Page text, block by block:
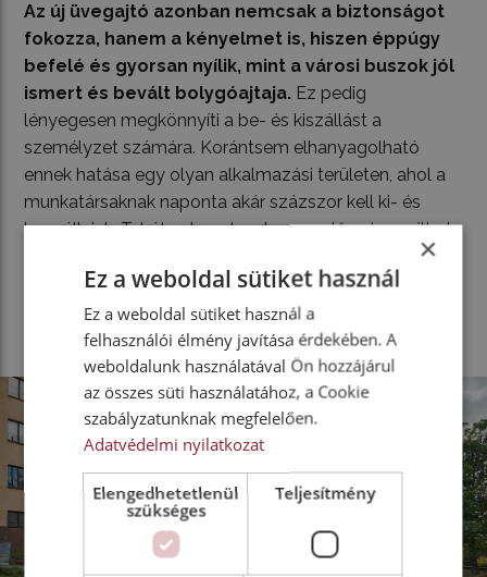
Az új üvegajtó azonban nemcsak a biztonságot
fokozza, hanem a kényelmet is, hiszen éppúgy
befelé és gyorsan nyílik, mint a városi buszok jól
ismert és bevált bolygóajtaja. Ez pedig
lényegesen megkönnyíti a be- és kiszállást a
személyzet számára. Korántsem elhanyagolható
ennek hatása egy olyan alkalmazási területen, ahol a
munkatársaknak naponta akár százszor kell ki- és
beszállniuk. Tehát valamelyest ez az előny issegíthet
a munkaerő megtartásában, illetve
toborzásában. A Scania L-széria pedig ezáltal még
népszerűbbé válhat a városi tehergépkocsik piacán.
×
Ez a weboldal sütiket használ
Ez a weboldal sütiket használ a
felhasználói élmény javítása érdekében. A
weboldalunk használatával Ön hozzájárul
az összes süti használatához, a Cookie
szabályzatunknak megfelelően.
Adatvédelmi nyilatkozat
Elengedhetetlenül
szükséges
Teljesítmény